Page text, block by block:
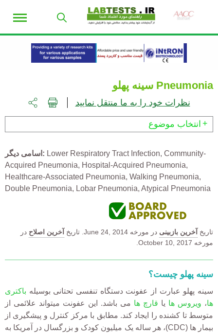
Pneumonia سینه پهلو
نظرات خود را به ما منتقل نمایید
انتخاب موضوع
اسامی دیگر Lower Respiratory Tract Infection Community-
Acquired Pneumonia
Hospital-Acquired Pneumonia
Healthcare-Associated Pneumonia Walking Pneumonia
Double Pneumonia
Lobar Pneumonia Atypical Pneumonia
تاریخ آخرین بازبینی در مورخه June 24, 2014. تاریخ آخرین اصلاح در
مورخه October 10, 2017.
سینه پهلو چیست؟
سینه پهلو عبارت از عفونت دستگاه تنفسی تحتانی بوسیله باکتری
ها، ویروس ها یا قارچ ها می باشد. این عفونت میتواند علائمی از
متوسط تا کشنده را ایجاد کند. مطابق با مرکز کنترل و پیشگیری از
بیمار ها (CDC)، هر ساله یک میلیون کودک و بزرگسال در آمریکا به